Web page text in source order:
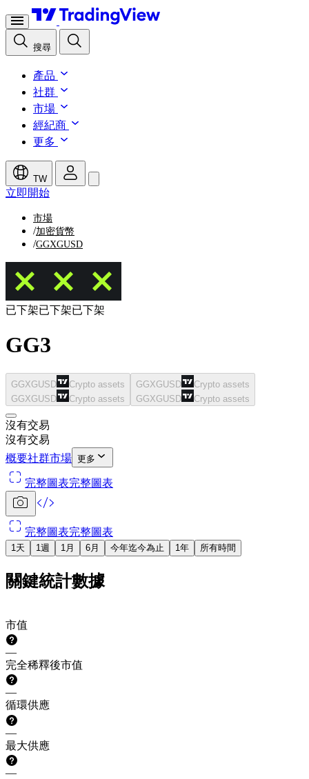
搜尋
產品
社群
市場
經紀商
更多
TW
立即開始
市場
/加密貨幣
/GGXGUSD
已下架已下架已下架
GG3
GGXGUSD
Crypto assets
GGXGUSD
Crypto assets
GGXGUSD
Crypto assets
GGXGUSD
Crypto assets
沒有交易
沒有交易
概要社群市場 更多
完整圖表完整圖表
完整圖表完整圖表
1天 1週 1月 6月 今年迄今為止 1年 所有時間
關鍵統計數據
市值
—
完全稀釋後市值
—
循環供應
—
最大供應
—